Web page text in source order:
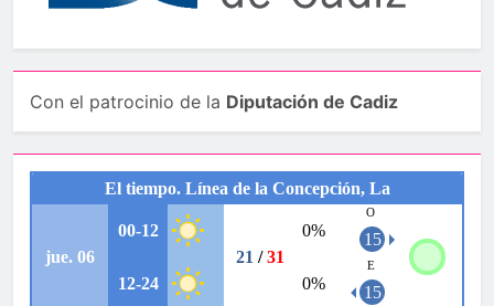
Con el patrocinio de la Diputación de Cadiz